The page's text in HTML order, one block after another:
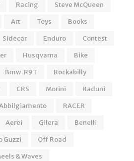
Racing
Steve McQueen
Art Toys
Books
Sidecar Enduro
Contest
Husqvarna
Bike
Bmw. R9T
Rockabilly
CRS Morini
Raduni
RACER
Aerei Gilera
Benelli
Guzzi
Off Road
& Waves